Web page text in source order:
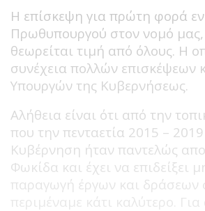
Η επίσκεψη για πρώτη φορά εν
Πρωθυπουργού στον νομό
θεωρείται τιμή από όλους. Η
συνέχεια πολλών επισκέψεων
Υπουργών της Κυβερνήσεως.
Αλήθεια είναι ότι από την
που την πενταετία 2015 –
Κυβέρνηση ήταν παντελώς
Φωκίδα και έχει να επιδείξει
παραγωγή έργων και δράσεων
περιμέναμε κάτι καλύτερο. Για